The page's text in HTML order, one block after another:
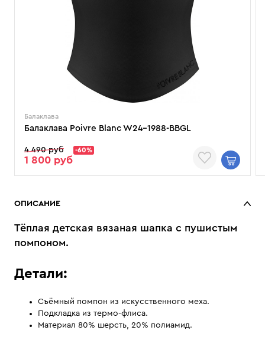
Балаклава
Балаклава Poivre Blanc W24-1988-BBGL
4 490 руб -60%
1 800 руб
ОПИСАНИЕ
Тёплая детская вязаная шапка с пушистым
помпоном.
Детали:
Съёмный помпон из искусственного меха.
Подкладка из термо-флиса.
Материал 80% шерсть, 20% полиамид.